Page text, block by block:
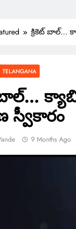
క్రికెట్ బాల్…
TELANGANA
బాల్…
స్వీకారం
9 Months Ago